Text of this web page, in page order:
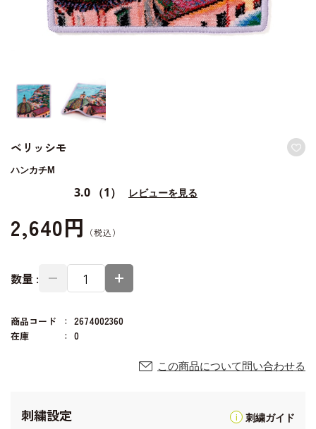
ベリッシモ
ハンカチM
3.0 （1） レビューを見る
2,640円
数量 :
商品コード
2674002360
在庫
0
この商品について問い合わせる
刺繍設定 刺繍ガイド